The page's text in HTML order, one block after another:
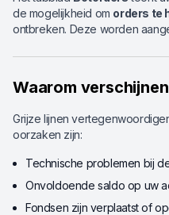
de mogelijkheid om orders te
ontbreken. Deze worden
Waarom
Grijze lijnen
oorzaken zijn:
Technische problemen bij
Onvoldoende saldo op uw
Fondsen zijn verplaatst of